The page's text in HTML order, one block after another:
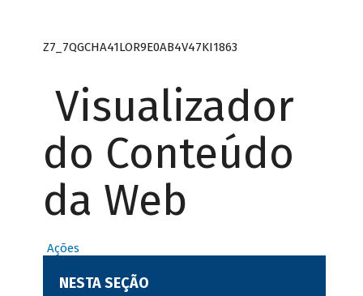
Z7_7QGCHA41LOR9E0AB4V47KI1863
Visualizador
do Conteúdo
da Web
Ações
NESTA SEÇÃO